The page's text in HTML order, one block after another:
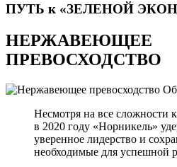
ПУТЬ к «ЗЕЛЕНОЙ
НЕРЖАВЕЮЩЕЕ
ПРЕВОСХОДСТВО
Несмотря на все сложности
в 2020 году «Норникель»
уверенное лидерство и
необходимые для успешной